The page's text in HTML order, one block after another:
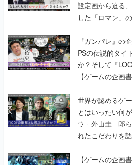
設定画から迫る
した「ロマン」
書】
『ガンパレ』の
PSの伝説的タイ
か？そして『
【ゲームの企画書
世界が認めるゲ
とはいったい何
ウ・外山圭一郎
れたこだわりを
画書】
【ゲームの企画